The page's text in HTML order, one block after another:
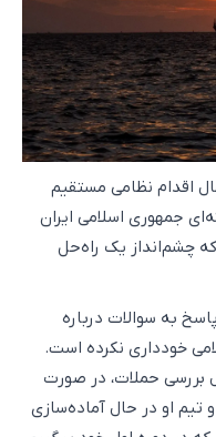
اقدام نظامی مستقیم
جمهوری اسلامی ایران
چشم‌انداز یک راه‌حل
به سوالات درباره
خودداری نکرده است.
بررسی حملات، در صورت
او در حال آماده‌سازی